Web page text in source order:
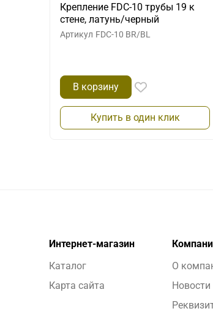
Крепление FDC-10 трубы 19 к
стене, латунь/черный
Артикул FDC-10 BR/BL
В корзину
Купить в один клик
Интернет-магазин
Каталог
Карта сайта
О
Новости